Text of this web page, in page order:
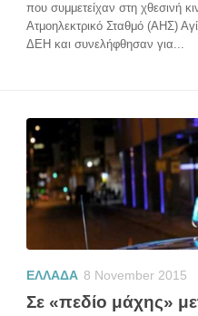
που συμμετείχαν στη χθεσινή
Ατμοηλεκτρικό Σταθμό (ΑΗΣ)
ΔΕΗ και συνελήφθησαν για...
ΕΛΛΑΔΑ 8 November 2015
Σε «πεδίο μάχης»